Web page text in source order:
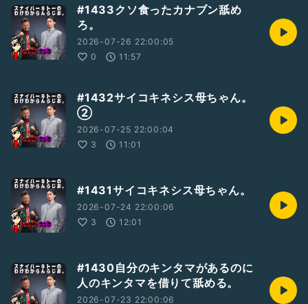
#1433クソ食ったカナブン舐め
ろ。
2026-07-26 22:00:05
0
11:57
#1432サイコキネシス母ちゃん。
②
2026-07-25 22:00:04
3
11:01
#1431サイコキネシス母ちゃん。
2026-07-24 22:00:06
3
12:01
#1430自分のキンタマがあるのに
人のキンタマを借りて舐める。
2026-07-23 22:00:06